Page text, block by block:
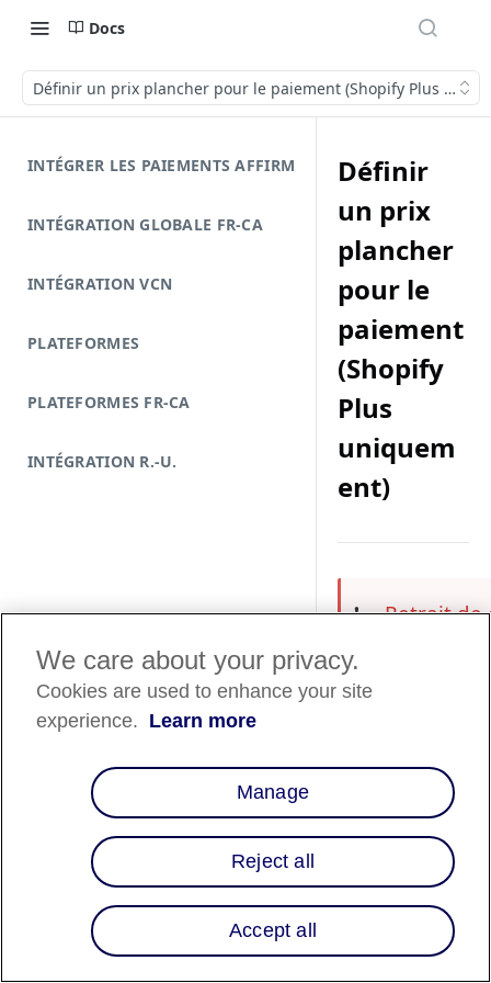
Docs
Définir un prix plancher pour le paiement (Shopify Plus
INTÉGRER LES PAIEMENTS AFFIRM
INTÉGRATION GLOBALE FR-CA
INTÉGRATION VCN
PLATEFORMES
PLATEFORMES FR-CA
INTÉGRATION R.-U.
Définir
un prix
plancher
pour le
paiement
(Shopify
Plus
uniquem
ent)
❗️ Retrait de
control the
payment
Shopify
Affirm
Shopify
Les commerçants
We care about your privacy.
Cookies are used to enhance your site
experience. Learn more
Manage
Reject all
Accept all